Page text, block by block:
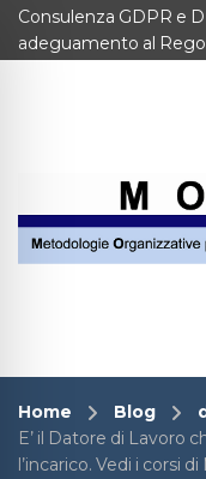
MODINETWORK
Chi Siamo
Corsi
Blog e info
Consulenza GDPR e
adeguamento al
Home Blog
E’ il Datore di Lavoro
l’incarico. Vedi i corsi